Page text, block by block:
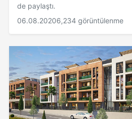
de paylaştı.
06.08.20206,234 görüntülenme